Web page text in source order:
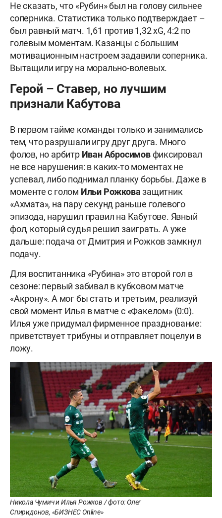
Не сказать, что «Рубин» был на голову сильнее
соперника. Статистика только подтверждает –
был равный матч. 1,61 против 1,32 xG, 4:2 по
голевым моментам. Казанцы с большим
мотивационным настроем задавили соперника.
Вытащили игру на морально-волевых.
Герой – Ставер, но лучшим
признали Кабутова
В первом тайме команды только и занимались
тем, что разрушали игру друг друга. Много
фолов, но арбитр Иван Абросимовфиксировал
не все нарушения: в каких-то моментах не
успевал, либо поднимал планку борьбы. Даже в
моменте с голом Ильи Рожковазащитник
«Ахмата», на пару секунд раньше голевого
эпизода, нарушил правил на Кабутове. Явный
фол, который судья решил заиграть. А уже
дальше: подача от Дмитрия и Рожков замкнул
подачу.
Для воспитанника «Рубина» это второй гол в
сезоне: первый забивал в кубковом матче
«Акрону». А мог бы стать и третьим, реализуй
свой момент Илья в матче с «Факелом» (0:0).
Илья уже придумал фирменное празднование:
приветствует трибуны и отправляет поцелуи в
ложу.
Никола Чумич и Илья Рожков / фото: Олег
Спиридонов, «БИЗНЕС Online»